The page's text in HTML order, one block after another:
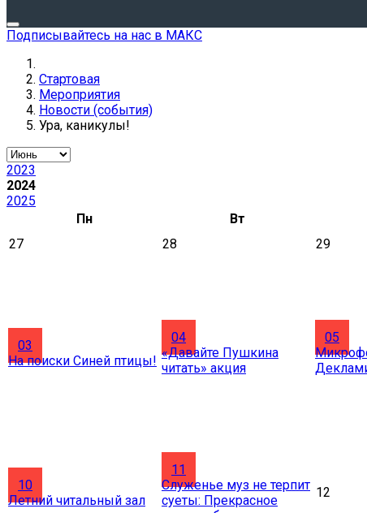
Подписывайтесь на нас в МАКС
Стартовая
Мероприятия
Новости (события)
Ура, каникулы!
2023
2024
2025
Пн
Вт
27
28 29
03
На поиски Синей птицы!
04
«Давайте Пушкина
читать» акция
05
10
Летний читальный зал
11
Служенье муз не терпит
суеты: Прекрасное
12